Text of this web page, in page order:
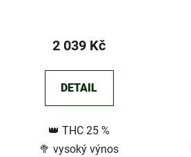
2 039 Kč
DETAIL
👑 THC 25 %
🥦 vysoký výnos